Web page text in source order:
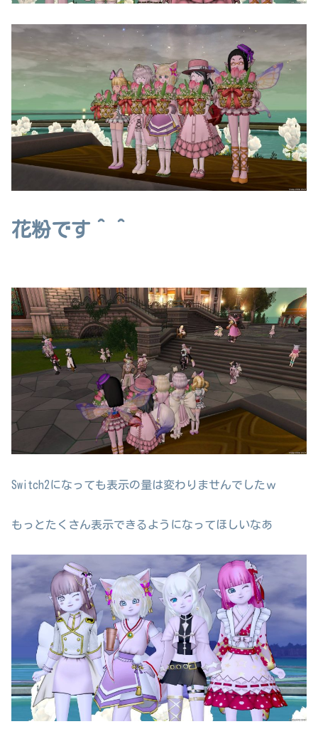
花粉です＾＾
Switch2になっても表示の量は変わりませんでしたｗ
もっとたくさん表示できるようになってほしいなあ